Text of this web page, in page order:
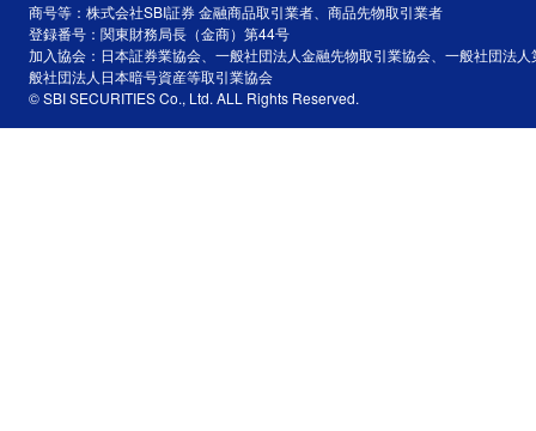
商号等：株式会社SBI証券 金融商品取引業者、商品先物取引業者
登録番号：関東財務局長（金商）第44号
加入協会：日本証券業協会、一般社団法人金融先物取引業協会、一般社団法
般社団法人日本暗号資産等取引業協会
© SBI SECURITIES Co., Ltd. ALL Rights Reserved.